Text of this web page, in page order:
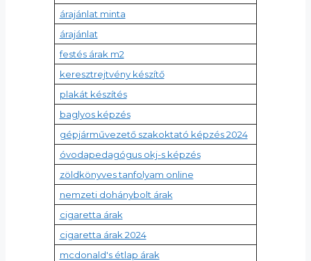
árajánlat minta
árajánlat
festés árak m2
keresztrejtvény készítő
plakát készítés
baglyos képzés
gépjárművezető szakoktató képzés 2024
óvodapedagógus okj-s képzés
zöldkönyves tanfolyam online
nemzeti dohánybolt árak
cigaretta árak
cigaretta árak 2024
mcdonald's étlap árak